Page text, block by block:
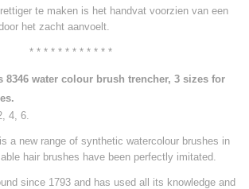
te maken is het handvat voorzien van een
het zacht aanvoelt.
* * * * * * * * * * * *
8346 water colour brush trencher, 3 sizes for
4, 6.
a new range of synthetic watercolour brushes in
hair brushes have been perfectly imitated.
since 1793 and has used all its knowledge and